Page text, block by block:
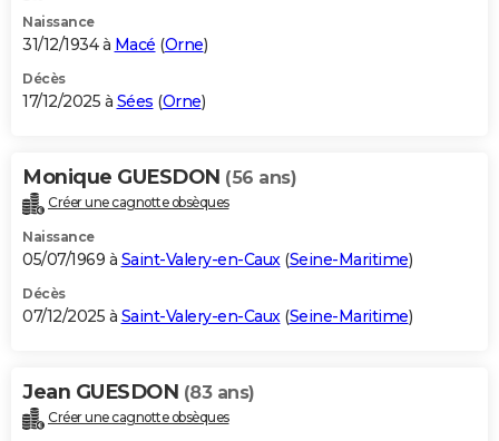
Naissance
31/12/1934 à Macé (Orne)
Décès
17/12/2025 à Sées (Orne)
Monique GUESDON (56 ans)
Créer une cagnotte obsèques
Naissance
05/07/1969 à Saint-Valery-en-Caux(Seine-Maritime)
Décès
07/12/2025 à Saint-Valery-en-Caux(Seine-Maritime)
Jean GUESDON (83 ans)
Créer une cagnotte obsèques